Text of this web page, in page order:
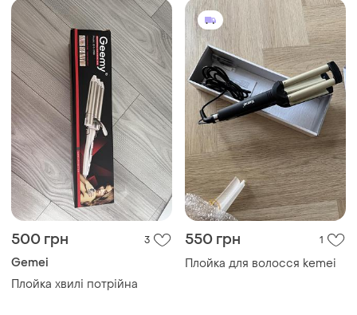
500 грн 3
Gemei
Плойка хвилі потрійна
550 грн 1
Плойка для волосся kemei